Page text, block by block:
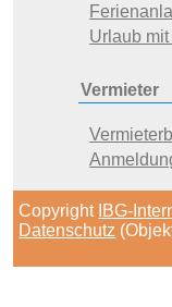
Urlaub mit
Vermieter
Copyright IBG-
Datenschutz